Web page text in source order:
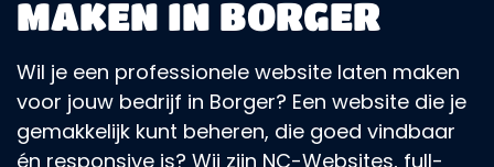
MAKEN IN BORGER
Wil je een professionele website laten maken
voor jouw bedrijf in Borger? Een website die je
gemakkelijk kunt beheren, die goed vindbaar
én responsive is? Wij zijn NC-Websites, full-